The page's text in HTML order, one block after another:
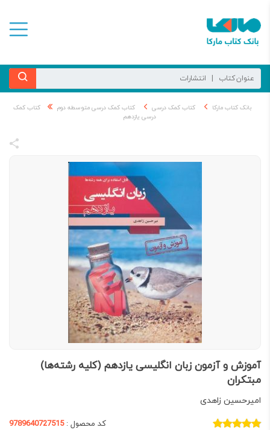
بانک کتاب مارکا کتاب کمک درسی کتاب کمک درسی متوسطه دوم
کتاب کمک
درسی یازدهم
آموزش و آزمون زبان انگلیسی یازدهم (کلیه رشته‌ها)
مبتکران
امیرحسین زاهدی
کد محصول :9789640727515